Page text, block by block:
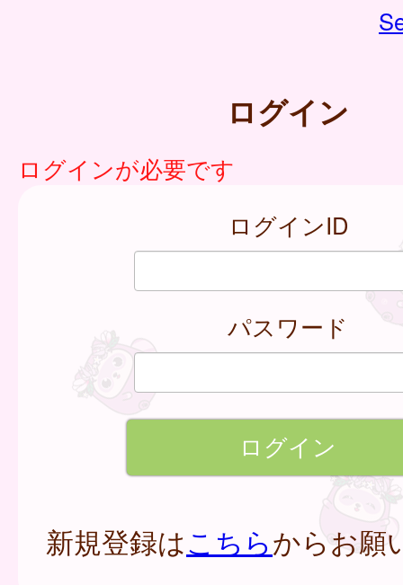
ログイン
ログインが必要です
ログインID
パスワード
新規登録はこちらからお願